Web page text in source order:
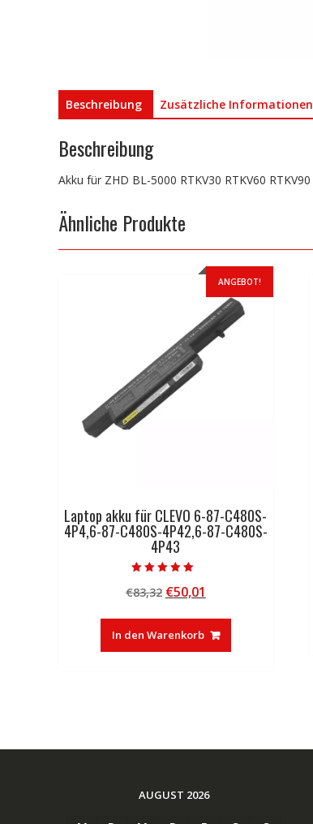
Beschreibung Zusätzliche Informationen
Beschreibung
Akku für ZHD BL-5000 RTKV30 RTKV60 RTKV90
Ähnliche Produkte
ANGEBOT!
Laptop akku für CLEVO 6-87-C480S-
4P4,6-87-C480S-4P42,6-87-C480S-
4P43
5.00
von 5
€83,32 Ursprünglicher
war:
€83,32
€50,01
ist:
€50,01.
In den Warenkorb
AUGUST 2026